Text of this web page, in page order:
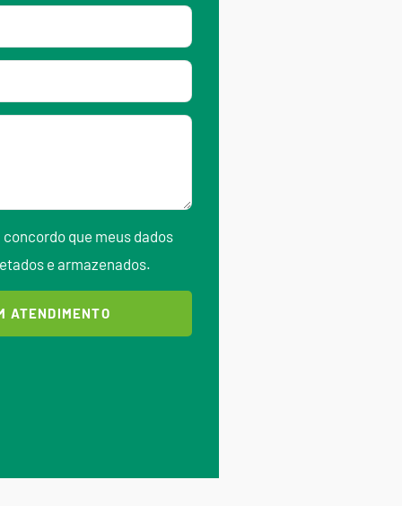
que meus dados
e armazenados.
ATENDIMENTO